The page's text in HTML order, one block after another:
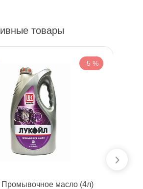
товары
-5 %
Промывочное масло (4л)